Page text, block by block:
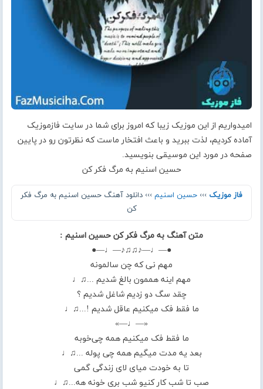
امیدواریم از این موزیک زیبا که امروز برای شما در سایت فازموزیک
آماده کردیم، لذت ببرید و باعث افتخار ماست که نظرتون رو در پایین
صفحه در مورد این موسیقی بنویسید.
حسین اسنیم به مرگ فکر کن
فاز موزیک ››› حسین اسنیم ››› دانلود آهنگ حسین اسنیم به مرگ فکر
کن
متن آهنگ به مرگ فکر کن حسین اسنیم :
●—♩—♪♫♫♪—♩—●
مهم نی که چن سالمونه
مهم اینه هممون بالغ شدیم ...♫♩
چقد سگ دو زدیم شاغل شدیم ؟
ما فقط فک میکنیم عاقل شدیم !...♫♩
«—♩—»
ما فقط فک میکنیم همه چی‌خوبه
بعد یه مدت میگیم همه چی پوله ...♫♩
تا به خودت میای لای زندگی گمی
صب تا شب کار کنیو شب بری خونه هه...♫♩